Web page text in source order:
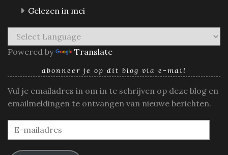
Gelezen in mei
Powered by Translate
abonneer je op dit blog via e-mail
Vul je emailadres in om in te schrijven op deze blog en
emailmeldingen te ontvangen van nieuwe berichten.
E-
mailadres